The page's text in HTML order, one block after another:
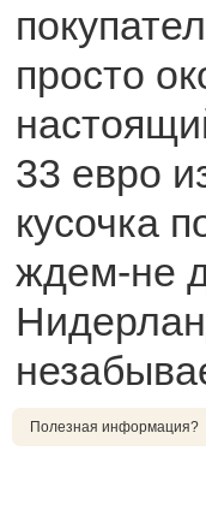
просто
33 евро
кусочка
ждем-не
Полезная информация?